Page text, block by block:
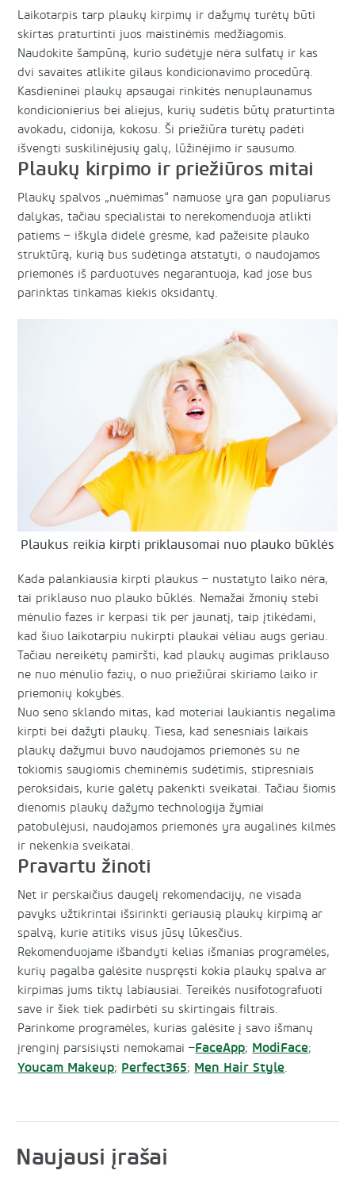
Laikotarpis tarp plaukų kirpimų ir dažymų turėtų būti
skirtas praturtinti juos maistinėmis medžiagomis.
Naudokite šampūną, kurio sudėtyje nėra sulfatų ir kas
dvi savaites atlikite gilaus kondicionavimo procedūrą.
Kasdieninei plaukų apsaugai rinkitės nenuplaunamus
kondicionierius bei aliejus, kurių sudėtis būtų praturtinta
avokadu, cidonija, kokosu. Ši priežiūra turėtų padėti
išvengti suskilinėjusių galų, lūžinėjimo ir sausumo.
Plaukų kirpimo ir priežiūros mitai
Plaukų spalvos „nuėmimas“ namuose yra gan populiarus
dalykas, tačiau specialistai to nerekomenduoja atlikti
patiems – iškyla didelė grėsmė, kad pažeisite plauko
struktūrą, kurią bus sudėtinga atstatyti, o naudojamos
priemonės iš parduotuvės negarantuoja, kad jose bus
parinktas tinkamas kiekis oksidantų.
Plaukus reikia kirpti priklausomai nuo plauko būklės
Kada palankiausia kirpti plaukus – nustatyto laiko nėra,
tai priklauso nuo plauko būklės. Nemažai žmonių stebi
mėnulio fazes ir kerpasi tik per jaunatį, taip įtikėdami,
kad šiuo laikotarpiu nukirpti plaukai vėliau augs geriau.
Tačiau nereikėtų pamiršti, kad plaukų augimas priklauso
ne nuo mėnulio fazių, o nuo priežiūrai skiriamo laiko ir
priemonių kokybės.
Nuo seno sklando mitas, kad moteriai laukiantis negalima
kirpti bei dažyti plaukų. Tiesa, kad senesniais laikais
plaukų dažymui buvo naudojamos priemonės su ne
tokiomis saugiomis cheminėmis sudėtimis, stipresniais
peroksidais, kurie galėtų pakenkti sveikatai. Tačiau šiomis
dienomis plaukų dažymo technologija žymiai
patobulėjusi, naudojamos priemonės yra augalinės kilmės
ir nekenkia sveikatai.
Pravartu žinoti
Net ir perskaičius daugelį rekomendacijų, ne visada
pavyks užtikrintai išsirinkti geriausią plaukų kirpimą ar
spalvą, kurie atitiks visus jūsų lūkesčius.
Rekomenduojame išbandyti kelias išmanias programėles,
kurių pagalba galėsite nuspręsti kokia plaukų spalva ar
kirpimas jums tiktų labiausiai. Tereikės nusifotografuoti
save ir šiek tiek padirbėti su skirtingais filtrais.
Parinkome programėles, kurias galėsite į savo išmanų
įrenginį parsisiųsti nemokamai –FaceApp; ModiFace;
Youcam Makeup; Perfect365; Men Hair Style.
Naujausi įrašai